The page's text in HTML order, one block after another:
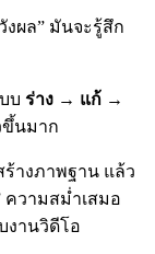
งผล” มันจะรู้สึก
บ ร่าง → แก้ →
ขึ้นมาก
ร้างภาพฐาน แล้ว
ความสม่ำเสมอ
งานวิดีโอ